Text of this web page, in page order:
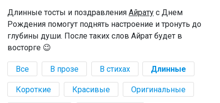
Длинные тосты и поздравления Айрату с Днем
Рождения помогут поднять настроение и тронуть до
глубины души. После таких слов Айрат будет в
восторге 😉
Все В прозе В стихах Длинные
Короткие Красивые Оригинальные